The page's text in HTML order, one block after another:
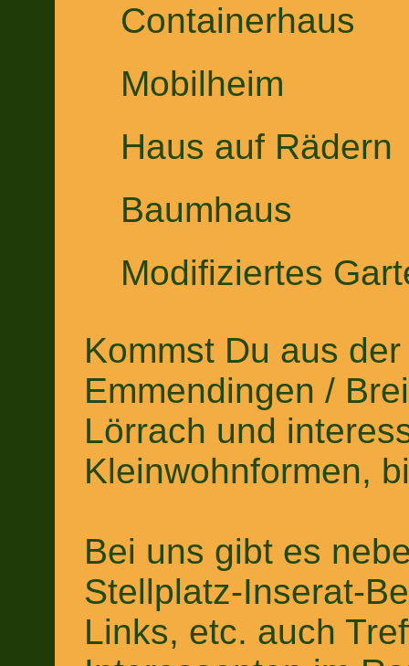
Containerhaus
Mobilheim
Haus auf Rädern
Baumhaus
Modifiziertes
Kommst Du aus
Emmendingen /
Lörrach und
Kleinwohnformen,
Bei uns gibt es
Stellplatz-Inserat-
Links, etc. auch